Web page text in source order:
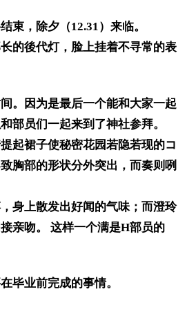
束，除夕（12.31）来临。
的後代灯，脸上挂着不寻常的表
。因为是最后一个能和大家一起
部员们一起来到了神社参拜。
起裙子使秘密花园若隐若现的コ
胸部的形状分外突出，而奏则咧
身上散发出好闻的气味；而澄玲
亲吻。 这样一个满是H部员的
毕业前完成的事情。